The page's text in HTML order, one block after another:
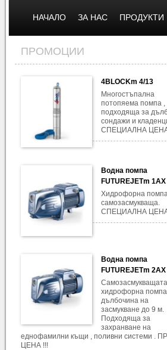
НАЧАЛО ЗА НАС ПРОДУКТИ
ПРОМОЦИИ
4BLOCKm 4/13
Многостъпална
потопяема помпа ,
подходяща за
сондажи и
СПЕЦИАЛНА
Водна помпа
FUTUREJETm 1AX
Хидрофорна
самозасмукваща.
СПЕЦИАЛНА
Водна помпа
FUTUREJETm 2AX
Самозасмукващата
хидрофорна
дълбочина на
засмукване до 9 м.
Подходяща за
захранване на
еднофамилни къщи , поливни системи .
ЦЕНА !!!